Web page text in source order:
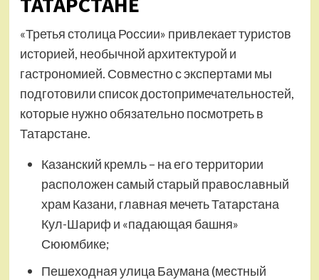
«Третья столица России» привлекает туристов
историей, необычной архитектурой и
гастрономией. Совместно с экспертами мы
подготовили список достопримечательностей,
которые нужно обязательно посмотреть в
Татарстане.
Казанский кремль – на его территории
расположен самый старый православный
храм Казани, главная мечеть Татарстана
Кул-Шариф и «падающая башня»
Сююмбике;
Пешеходная улица Баумана (местный